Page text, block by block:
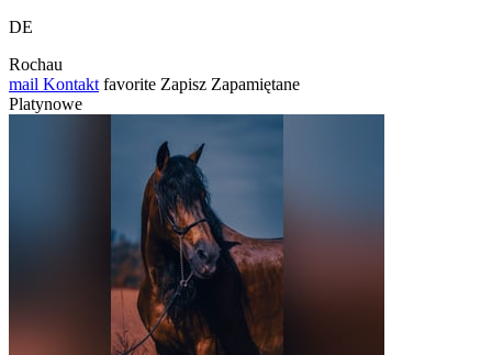
DE
Rochau
mail Kontakt favorite Zapisz Zapamiętane
Platynowe